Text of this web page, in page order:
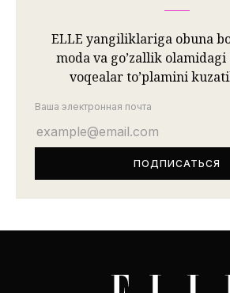
ELLE yangiliklariga obuna
moda va go’zallik
voqealar to’plamini
Ваша электронная почта